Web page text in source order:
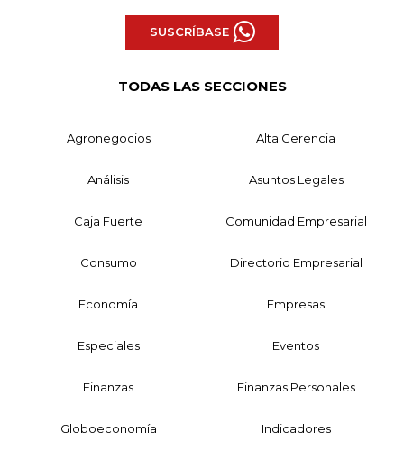
SUSCRÍBASE
TODAS LAS SECCIONES
Agronegocios Alta Gerencia
Análisis Asuntos Legales
Caja Fuerte Comunidad Empresarial
Consumo Directorio Empresarial
Economía Empresas
Especiales Eventos
Finanzas Finanzas Personales
Globoeconomía Indicadores